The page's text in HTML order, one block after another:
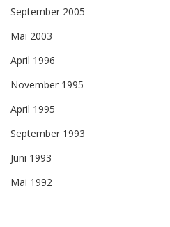
September 2005
Mai 2003
April 1996
November 1995
April 1995
September 1993
Juni 1993
Mai 1992